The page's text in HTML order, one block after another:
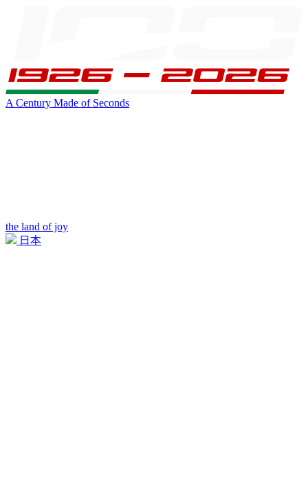
A Century Made of Seconds
the land of joy
日本